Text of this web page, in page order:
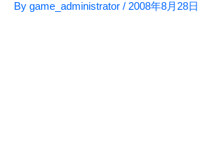
By game_administrator / 2008年8月28日